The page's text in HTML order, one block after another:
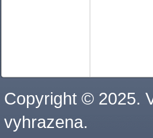
Copyright © 2025.
vyhrazena.